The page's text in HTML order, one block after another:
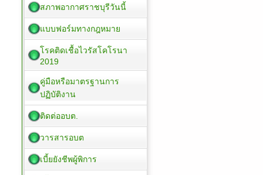
สภาพอากาศราชบุรีวันนี้
แบบฟอร์มทางกฎหมาย
โรคติดเชื้อไวรัสโคโรนา
2019
คู่มือหรือมาตรฐานการ
ปฏิบัติงาน
ติดต่ออบต.
วารสารอบต
เบี้ยยังชีพผู้พิการ